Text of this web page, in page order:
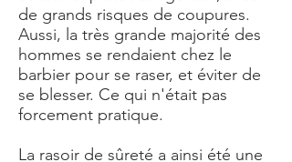
de grands risques de coupures.
Aussi, la très grande majorité des
hommes se rendaient chez le
barbier pour se raser, et éviter de
se blesser. Ce qui n'était pas
forcement pratique.
La rasoir de sûreté a ainsi été une